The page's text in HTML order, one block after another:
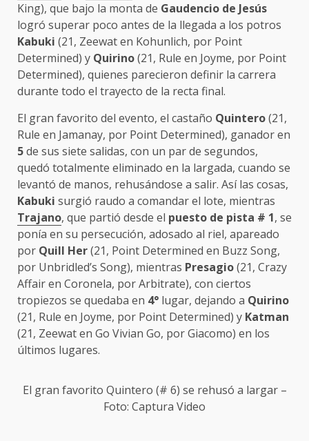
King), que bajo la monta de Gaudencio de Jesús
logró superar poco antes de la llegada a los potros
Kabuki (21, Zeewat en Kohunlich, por Point
Determined) y Quirino(21, Rule en Joyme, por Point
Determined), quienes parecieron definir la carrera
durante todo el trayecto de la recta final.
El gran favorito del evento, el castaño Quintero(21,
Rule en Jamanay, por Point Determined), ganador en
5de sus siete salidas, con un par de segundos,
quedó totalmente eliminado en la largada, cuando se
levantó de manos, rehusándose a salir. Así las cosas,
Kabuki surgió raudo a comandar el lote, mientras
Trajano, que partió desde el puesto de pista # 1, se
ponía en su persecución, adosado al riel, apareado
por Quill Her(21, Point Determined en Buzz Song,
por Unbridled’s Song), mientras Presagio(21, Crazy
Affair en Coronela, por Arbitrate), con ciertos
tropiezos se quedaba en 4° lugar, dejando a Quirino
(21, Rule en Joyme, por Point Determined) y Katman
(21, Zeewat en Go Vivian Go, por Giacomo) en los
últimos lugares.
El gran favorito Quintero (# 6) se rehusó a largar –
Foto: Captura Video